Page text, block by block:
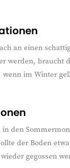
an einen
werden, braucht
wenn im Winter
den
der Boden
gegossen